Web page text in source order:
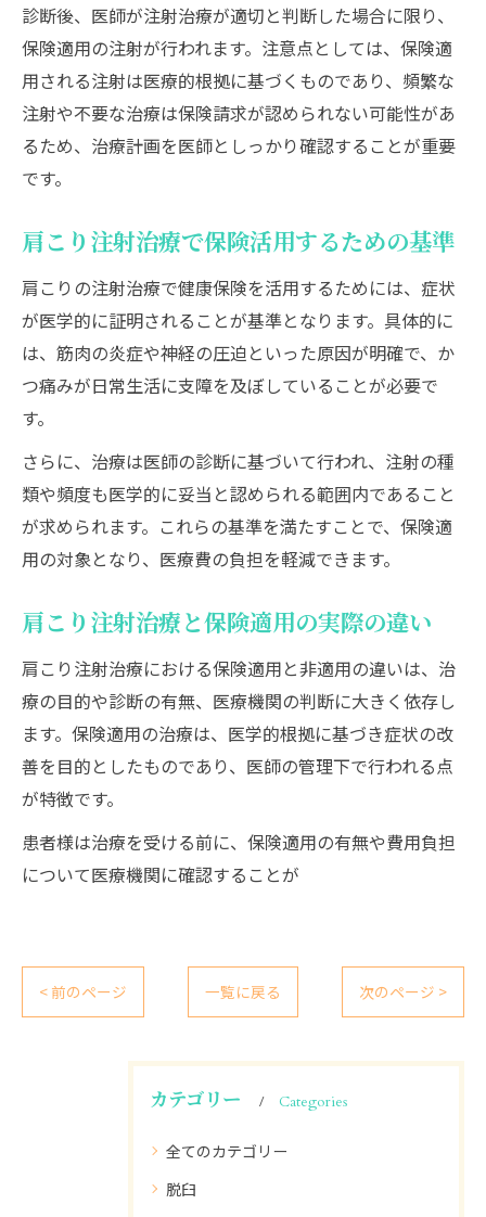
診断後、医師が注射治療が適切と判断した場合に限り、
保険適用の注射が行われます。注意点としては、保険適
用される注射は医療的根拠に基づくものであり、頻繁な
注射や不要な治療は保険請求が認められない可能性があ
るため、治療計画を医師としっかり確認することが重要
です。
肩こり注射治療で保険活用するための基準
肩こりの注射治療で健康保険を活用するためには、症状
が医学的に証明されることが基準となります。具体的に
は、筋肉の炎症や神経の圧迫といった原因が明確で、か
つ痛みが日常生活に支障を及ぼしていることが必要で
す。
さらに、治療は医師の診断に基づいて行われ、注射の種
類や頻度も医学的に妥当と認められる範囲内であること
が求められます。これらの基準を満たすことで、保険適
用の対象となり、医療費の負担を軽減できます。
肩こり注射治療と保険適用の実際の違い
肩こり注射治療における保険適用と非適用の違いは、治
療の目的や診断の有無、医療機関の判断に大きく依存し
ます。保険適用の治療は、医学的根拠に基づき症状の改
善を目的としたものであり、医師の管理下で行われる点
が特徴です。
患者様は治療を受ける前に、保険適用の有無や費用負担
について医療機関に確認することが
< 前のページ 一覧に戻る 次のページ >
カテゴリー Categories
全てのカテゴリー
脱臼